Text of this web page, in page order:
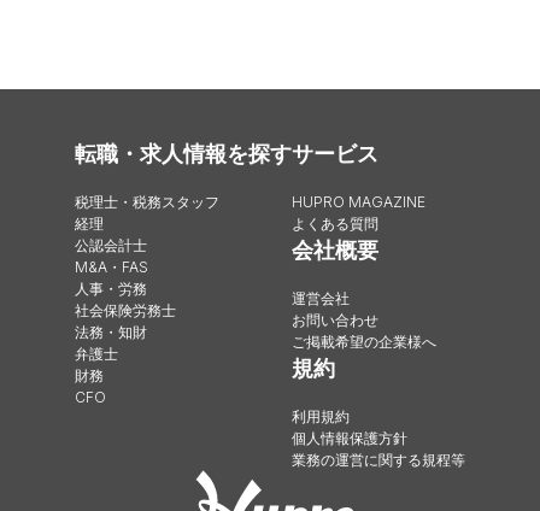
転職・求人情報を探す
税理士・税務スタッフ
経理
公認会計士
M&A・FAS
人事・労務
社会保険労務士
法務・知財
弁護士
財務
CFO
サービス
HUPRO MAGAZINE
よくある質問
会社概要
運営会社
お問い合わせ
ご掲載希望の企業様へ
規約
利用規約
個人情報保護方針
業務の運営に関する規程等